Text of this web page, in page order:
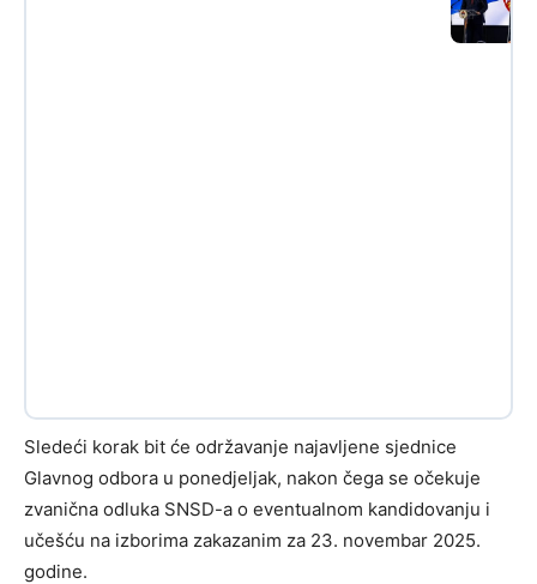
Sledeći korak bit će održavanje najavljene sjednice
Glavnog odbora u ponedjeljak, nakon čega se očekuje
zvanična odluka SNSD-a o eventualnom kandidovanju i
učešću na izborima zakazanim za 23. novembar 2025.
godine.